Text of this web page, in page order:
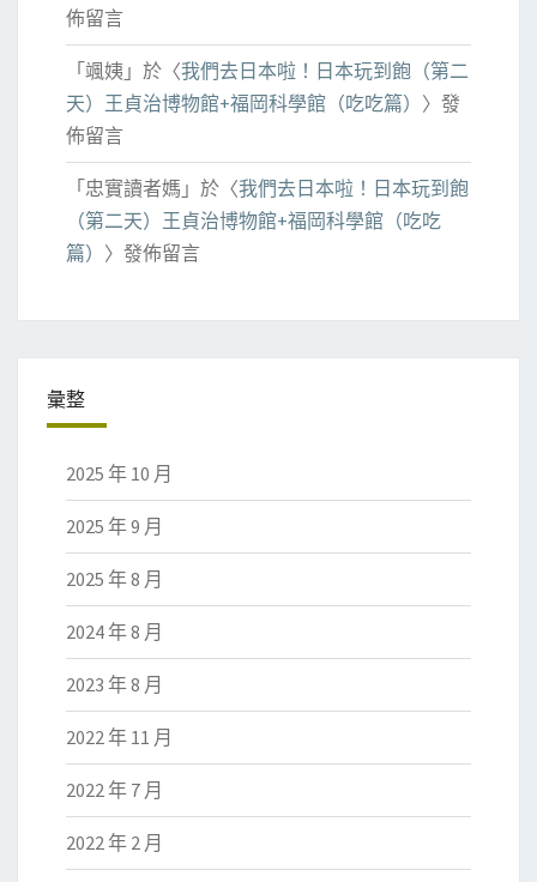
佈留言
「 颯姨 」於〈我們去日本啦！日本玩到飽（第二
天）王貞治博物館+福岡科學館（吃吃篇） 〉發
佈留言
「 忠實讀者媽 」於〈我們去日本啦！日本玩到飽
（第二天）王貞治博物館+福岡科學館（吃吃
篇） 〉發佈留言
彙整
2025 年 10 月
2025 年 9 月
2025 年 8 月
2024 年 8 月
2023 年 8 月
2022 年 11 月
2022 年 7 月
2022 年 2 月